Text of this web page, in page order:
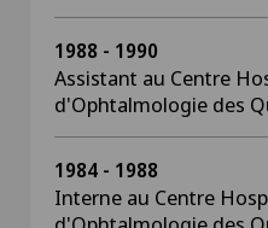
1988 - 1990
Assistant au Centre
d'Ophtalmologie des
1984 - 1988
Interne au Centre